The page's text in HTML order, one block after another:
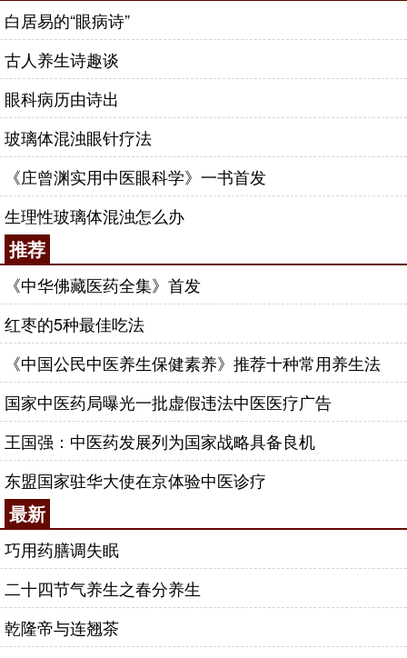
白居易的“眼病诗”
古人养生诗趣谈
眼科病历由诗出
玻璃体混浊眼针疗法
《庄曾渊实用中医眼科学》一书首发
生理性玻璃体混浊怎么办
推荐
《中华佛藏医药全集》首发
红枣的5种最佳吃法
《中国公民中医养生保健素养》推荐十种常用养生法
国家中医药局曝光一批虚假违法中医医疗广告
王国强：中医药发展列为国家战略具备良机
东盟国家驻华大使在京体验中医诊疗
最新
巧用药膳调失眠
二十四节气养生之春分养生
乾隆帝与连翘茶